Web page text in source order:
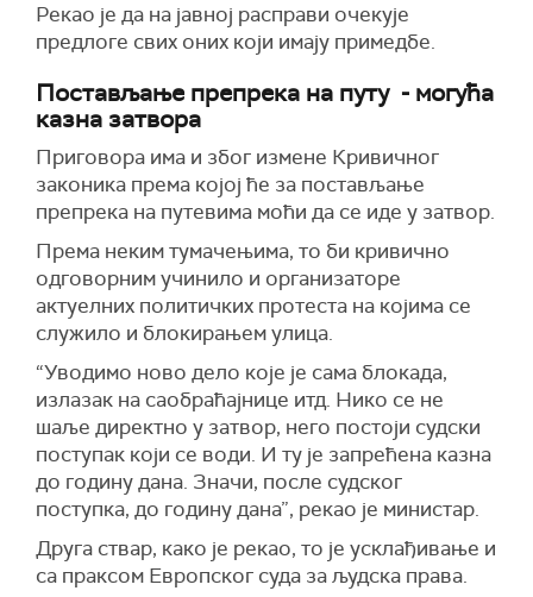
Рекао је да на јавној расправи очекује
предлоге свих оних који имају примедбе.
Постављање препрека на путу - могућа
казна затвора
Приговора има и због измене Кривичног
законика према којој ће за постављање
препрека на путевима моћи да се иде у затвор.
Према неким тумачењима, то би кривично
одговорним учинило и организаторе
актуелних политичких протеста на којима се
служило и блокирањем улица.
“Уводимо ново дело које је сама блокада,
излазак на саобраћајнице итд. Нико се не
шаље директно у затвор, него постоји судски
поступак који се води. И ту је запрећена казна
до годину дана. Значи, после судског
поступка, до годину дана”, рекао је министар.
Друга ствар, како је рекао, то је усклађивање и
са праксом Европског суда за људска права.